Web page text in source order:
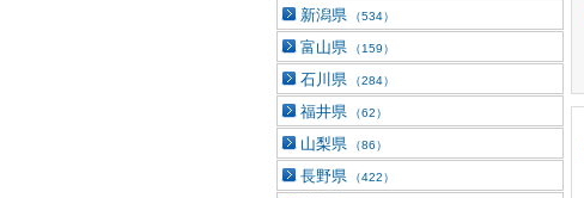
新潟県 （534）
富山県 （159）
石川県 （284）
福井県 （62）
山梨県 （86）
長野県 （422）